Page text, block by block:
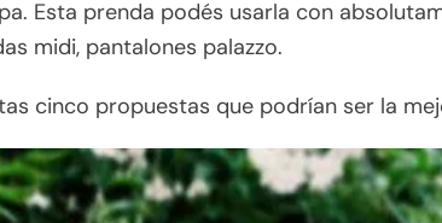
Esta prenda podés usarla con
midi, pantalones palazzo.
cinco propuestas que podrían ser la